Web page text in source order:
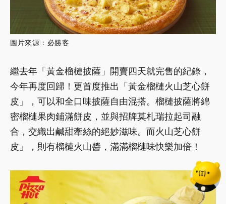
圖片來源：必勝客
繼去年「黃金榴槤披薩」開賣四天就完售的紀錄，
今年再度回歸！更首度推出「黃金榴槤火山芝心餅
皮」，可以和全口味披薩自由混搭。榴槤披薩將綿
密榴槤果肉鋪滿餅皮，並與招牌莫札瑞拉起司融
合，交織出鹹甜牽絲的絕妙滋味。而火山芝心餅
皮」，則有榴槤火山醬，滿滿榴槤味快樂加倍！